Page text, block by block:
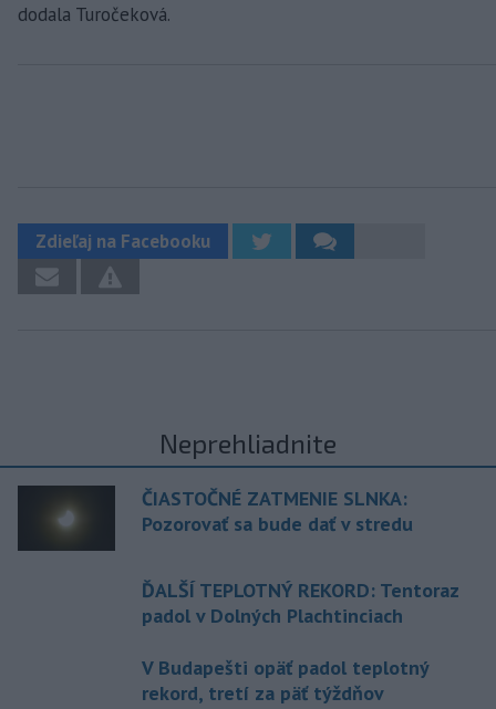
dodala Turočeková.
Zdieľaj na Facebooku
Neprehliadnite
ČIASTOČNÉ ZATMENIE SLNKA:
Pozorovať sa bude dať v stredu
ĎALŠÍ TEPLOTNÝ REKORD: Tentoraz
padol v Dolných Plachtinciach
V Budapešti opäť padol teplotný
rekord, tretí za päť týždňov